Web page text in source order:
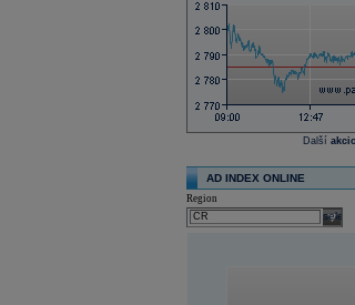
Další
AD INDEX ONLINE
Region
select